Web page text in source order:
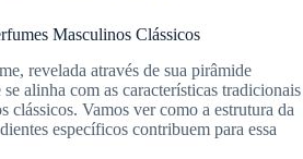
Masculinos Clássicos
revelada através de sua pirâmide
alinha com as características tradicionais
clássicos. Vamos ver como a estrutura da
específicos contribuem para essa